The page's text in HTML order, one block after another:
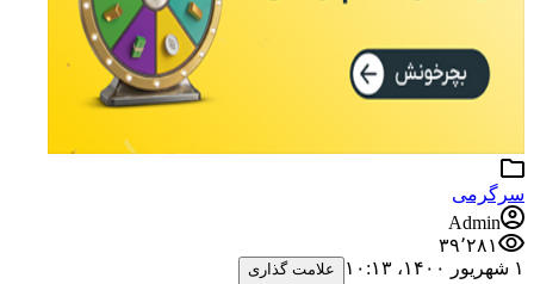
سرگرمی
Admin
۳۹٬۲۸۱
۱ شهریور ۱۴۰۰،‏ ۱۰:۱۳
علامت گذاری